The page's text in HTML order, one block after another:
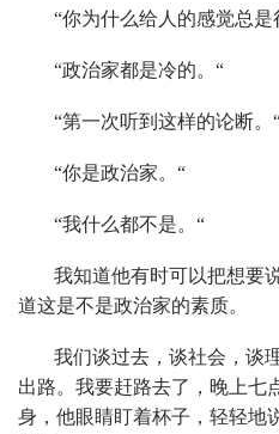
“你为什么给人的感觉总是
“政治家都是冷的。“
“第一次听到这样的论断。
“你是政治家。“
“我什么都不是。“
我知道他有时可以把想要
道这是不是政治家的素质。
我们谈过去，谈社会，谈
出路。我要赶路去了，晚上七
身，他眼睛盯着杯子，轻轻